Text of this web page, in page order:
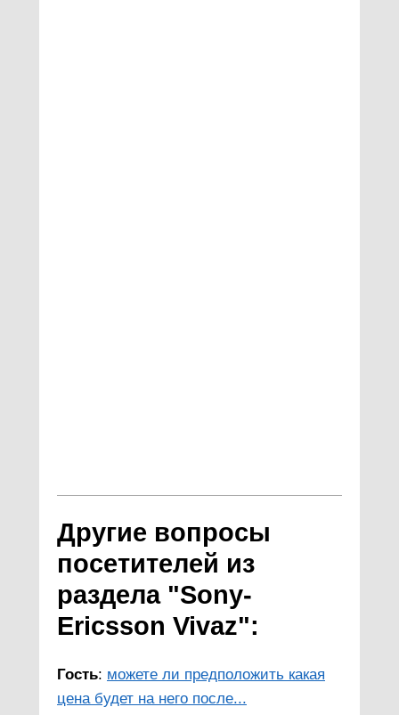
Другие вопросы
посетителей из
раздела "Sony-
Ericsson Vivaz":
Гость: можете ли предположить какая
цена будет на него после...